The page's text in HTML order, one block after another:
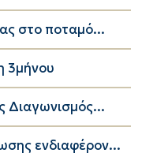
στο ποταμό...
3μήνου
Διαγωνισμός...
ενδιαφέρον...